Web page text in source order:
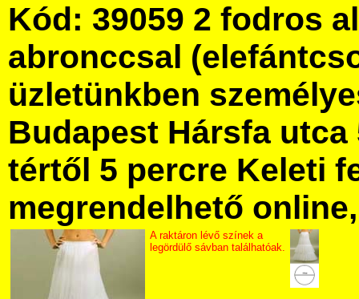
Kód: 39059 2 fodros
abronccsal
üzletünkben
Budapest Hársfa utca
tértől 5 percre Keleti
megrendelhető
A raktáron lévő színek a
legördülő sávban találhatóak.